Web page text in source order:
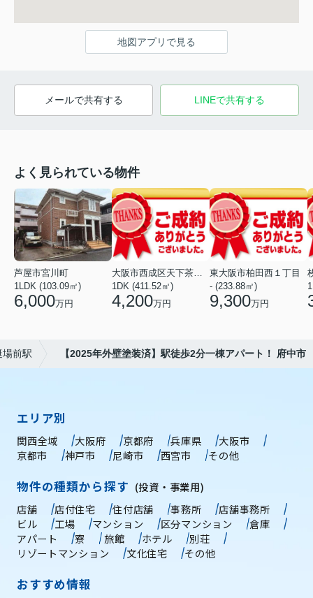
地図アプリで見る
メールで共有する LINEで共有する
よく見られている物件
芦屋市宮川町
1LDK (103.09㎡)
6,000万円
1DK (411.52㎡)
4,200万円
東大阪市柏田西１丁目
- (233.88㎡)
9,300万円
場前駅 【2025年外壁塗装済】駅徒歩2分一棟アパート！ 府中市
エリア別
関西全域 大阪府 京都府 兵庫県
大阪市
京都市
神戸市 尼崎市 西宮市 その他
物件の種類から探す (投資・事業用)
店舗
店付住宅 住付店舗 事務所
店舗事務所
ビル
工場 マンション 区分マンション
倉庫
アパート
寮 旅館 ホテル
別荘
リゾートマンション
文化住宅 その他
おすすめ情報